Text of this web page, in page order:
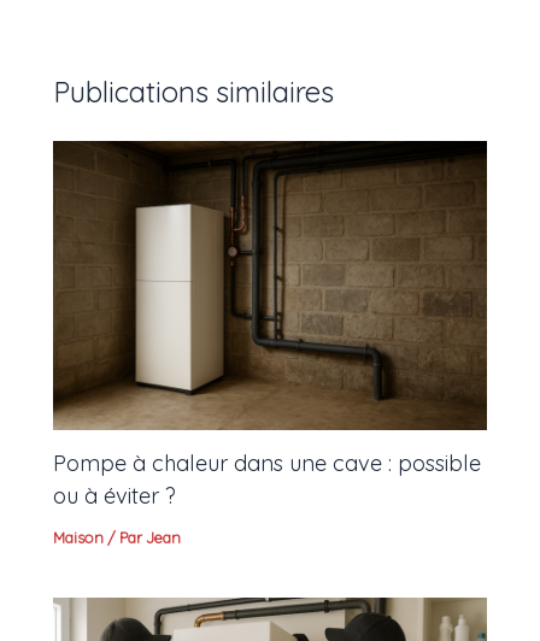
Publications similaires
Pompe à chaleur dans une cave : possible
ou à éviter ?
Maison / ParJean